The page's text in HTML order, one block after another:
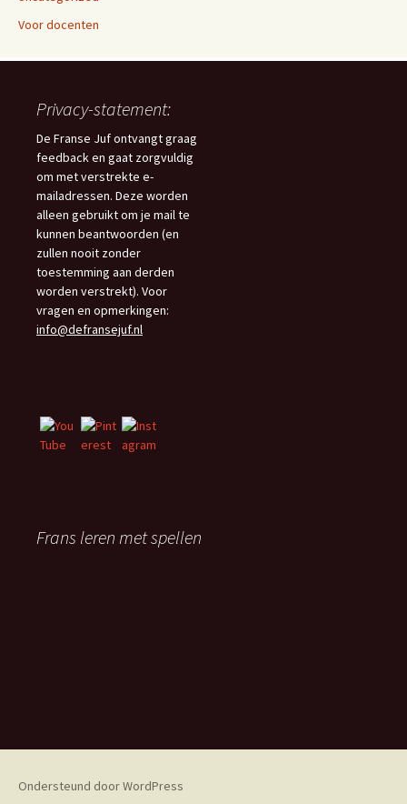
Voor docenten
Privacy-statement:
De Franse Juf ontvangt graag
feedback en gaat zorgvuldig
om met verstrekte e-
mailadressen. Deze worden
alleen gebruikt om je mail te
kunnen beantwoorden (en
zullen nooit zonder
toestemming aan derden
worden verstrekt). Voor
vragen en opmerkingen:
info@defransejuf.nl
Frans leren met spellen
Ondersteund door WordPress